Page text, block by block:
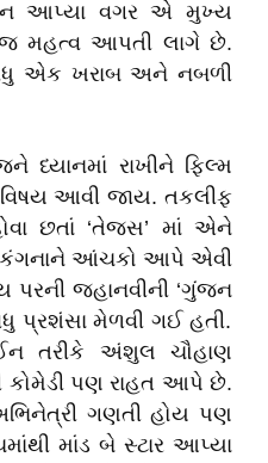
આપ્યા વગર એ મુખ્ય
જ મહત્વ આપતી લાગે છે.
વધુ એક ખરાબ અને નબળી
ધ્યાનમાં રાખીને ફિલ્મ
આવી જાય. તકલીફ
છતાં ‘તેજસ’ માં એને
કંગનાને આંચકો આપે એવી
જહાનવીની ‘ગુંજન
પ્રશંસા મેળવી ગઈ હતી.
તરીકે અંશુલ ચૌહાણ
કોમેડી પણ રાહત આપે છે.
ગણતી હોય પણ
માંડ બે સ્ટાર આપ્યા